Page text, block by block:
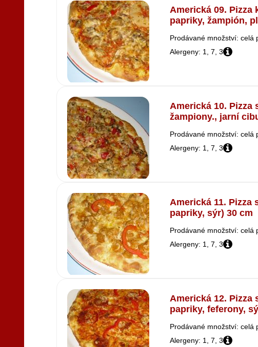
Americká 09. Pizza
papriky, žampión,
Prodávané množství: celá
Alergeny: 1, 7, 3
Americká 10. Pizza
žampiony., jarní
Prodávané množství: celá
Alergeny: 1, 7, 3
Americká 11. Pizza
papriky, sýr) 30 cm
Prodávané množství: celá
Alergeny: 1, 7, 3
Americká 12. Pizza
papriky, feferony,
Prodávané množství: celá
Alergeny: 1, 7, 3